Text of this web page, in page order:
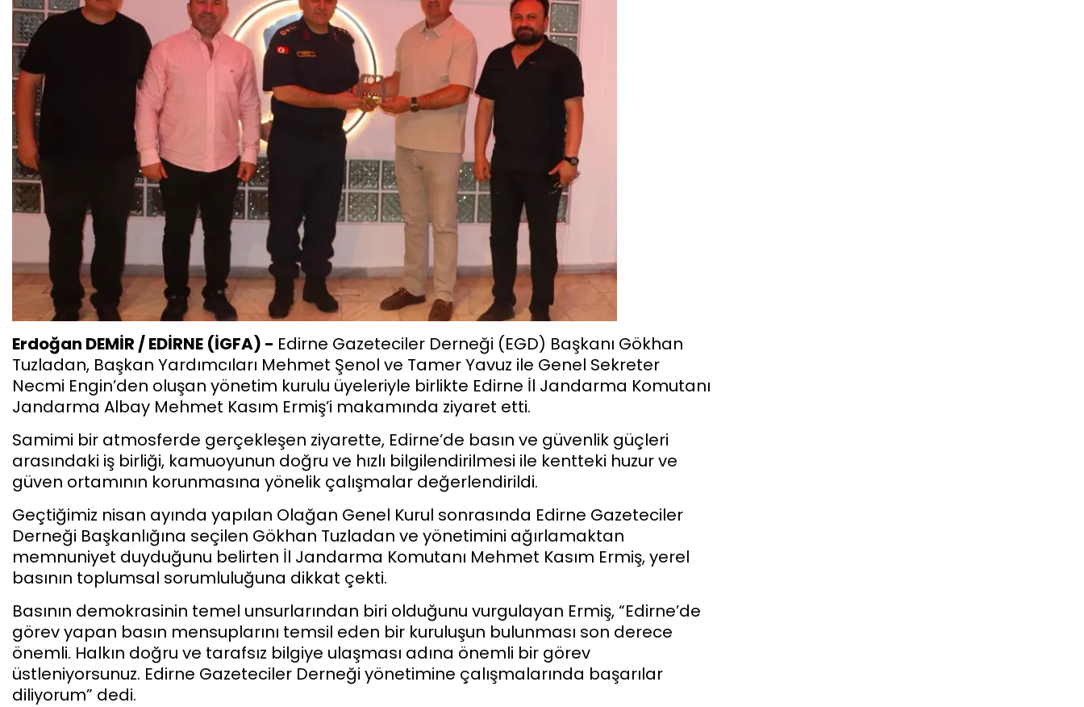
Erdoğan DEMİR / EDİRNE (İGFA) - Edirne Gazeteciler Derneği (EGD) Başkanı Gökhan
Tuzladan, Başkan Yardımcıları Mehmet Şenol ve Tamer Yavuz ile Genel Sekreter
Necmi Engin’den oluşan yönetim kurulu üyeleriyle birlikte Edirne İl Jandarma Komutanı
Jandarma Albay Mehmet Kasım Ermiş’i makamında ziyaret etti.
Samimi bir atmosferde gerçekleşen ziyarette, Edirne’de basın ve güvenlik güçleri
arasındaki iş birliği, kamuoyunun doğru ve hızlı bilgilendirilmesi ile kentteki huzur ve
güven ortamının korunmasına yönelik çalışmalar değerlendirildi.
Geçtiğimiz nisan ayında yapılan Olağan Genel Kurul sonrasında Edirne Gazeteciler
Derneği Başkanlığına seçilen Gökhan Tuzladan ve yönetimini ağırlamaktan
memnuniyet duyduğunu belirten İl Jandarma Komutanı Mehmet Kasım Ermiş, yerel
basının toplumsal sorumluluğuna dikkat çekti.
Basının demokrasinin temel unsurlarından biri olduğunu vurgulayan Ermiş, “Edirne’de
görev yapan basın mensuplarını temsil eden bir kuruluşun bulunması son derece
önemli. Halkın doğru ve tarafsız bilgiye ulaşması adına önemli bir görev
üstleniyorsunuz. Edirne Gazeteciler Derneği yönetimine çalışmalarında başarılar
diliyorum” dedi.